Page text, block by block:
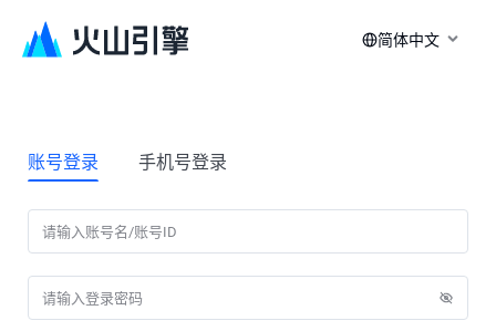
简体中文
账号登录 手机号登录